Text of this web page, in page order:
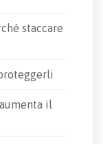
staccare
il